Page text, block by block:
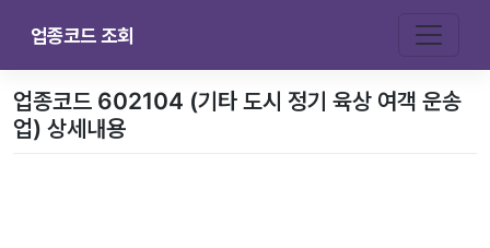
업종코드 조회
업종코드 602104 (기타 도시 정기 육상 여객 운송
업) 상세내용